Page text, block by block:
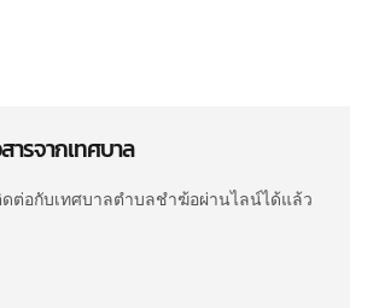
ารจากเทศบาล
ต่อกับเทศบาลตำบลชำฆ้อผ่านไลน์ได้แล้ว